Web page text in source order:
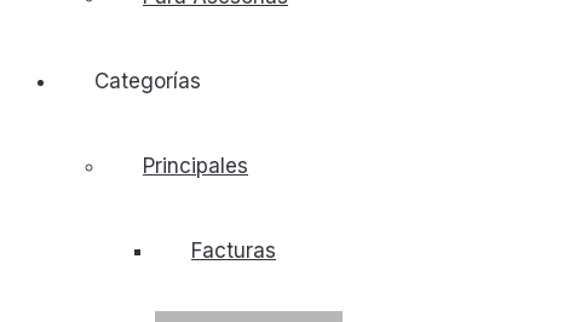
Categorías
Principales
Facturas